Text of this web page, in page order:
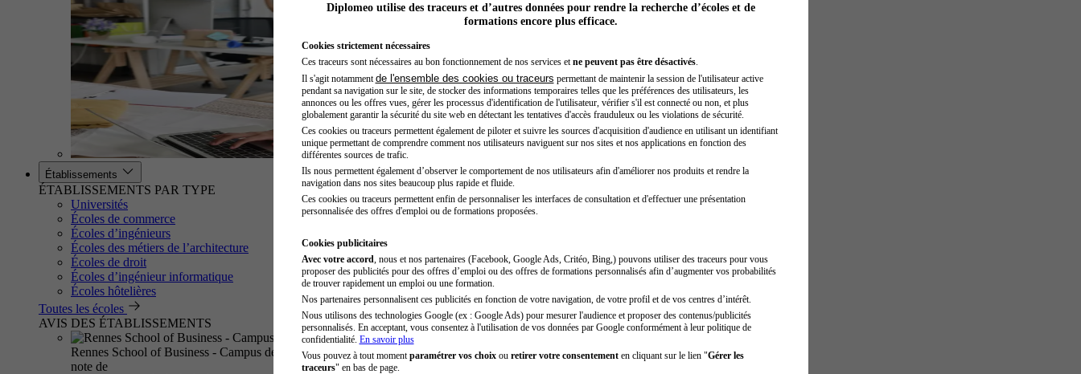
Établissements
ÉTABLISSEMENTS PAR TYPE
Universités
Écoles de commerce
Écoles d’ingénieurs
Écoles des métiers de l’architecture
Écoles de droit
Écoles d’ingénieur informatique
Écoles hôtelières
Toutes les écoles
AVIS DES ÉTABLISSEMENTS
Rennes School of Business - Campus de Rennes
note de
Diplomeo utilise des traceurs et d’autres données pour rendre la recherche d’écoles et de
formations encore plus efficace.
Cookies strictement nécessaires
Ces traceurs sont nécessaires au bon fonctionnement de nos services et ne peuvent pas être désactivés.
Il s'agit notamment de l'ensemble des cookies ou traceurs permettant de maintenir la session de l'utilisateur active
pendant sa navigation sur le site, de stocker des informations temporaires telles que les préférences des utilisateurs, les
annonces ou les offres vues, gérer les processus d'identification de l'utilisateur, vérifier s'il est connecté ou non, et plus
globalement garantir la sécurité du site web en détectant les tentatives d'accès frauduleux ou les violations de sécurité.
Ces cookies ou traceurs permettent également de piloter et suivre les sources d'acquisition d'audience en utilisant un identifiant
unique permettant de comprendre comment nos utilisateurs naviguent sur nos sites et nos applications en fonction des
différentes sources de trafic.
Ils nous permettent également d’observer le comportement de nos utilisateurs afin d'améliorer nos produits et rendre la
navigation dans nos sites beaucoup plus rapide et fluide.
Ces cookies ou traceurs permettent enfin de personnaliser les interfaces de consultation et d'effectuer une présentation
personnalisée des offres d'emploi ou de formations proposées.
Cookies publicitaires
Avec votre accord , nous et nos partenaires (Facebook, Google Ads, Critéo, Bing,) pouvons utiliser des traceurs pour vous
proposer des publicités pour des offres d’emploi ou des offres de formations personnalisés afin d’augmenter vos probabilités
de trouver rapidement un emploi ou une formation.
Nos partenaires personnalisent ces publicités en fonction de votre navigation, de votre profil et de vos centres d’intérêt.
Nous utilisons des technologies Google (ex : Google Ads) pour mesurer l'audience et proposer des contenus/publicités
personnalisés. En acceptant, vous consentez à l'utilisation de vos données par Google conformément à leur politique de
confidentialité. En savoir plus
Vous pouvez à tout moment paramétrer vos choixou retirer votre consentementen cliquant sur le lien "Gérer les
traceurs" en bas de page.